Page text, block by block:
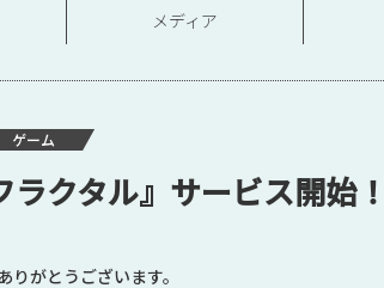
メディア
ゲーム
ラクタル』サービス開始！
がとうございます。